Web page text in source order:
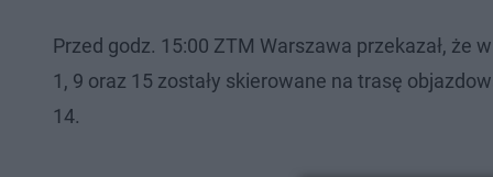
Przed godz. 15:00 ZTM Warszawa przekazał, że
1, 9 oraz 15 zostały skierowane na trasę
14.